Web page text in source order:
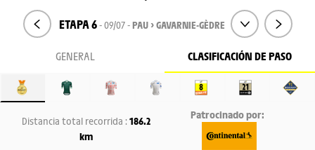
ETAPA 6- 09/07 -PAU > GAVARNIE-GÈDRE
GENERAL CLASIFICACIÓN DE PASO
Distancia total recorrida : 186.2
km
Patrocinado por: